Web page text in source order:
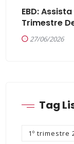
EBD:
Trimestre
27/06/2026
Tag
1º trimestre